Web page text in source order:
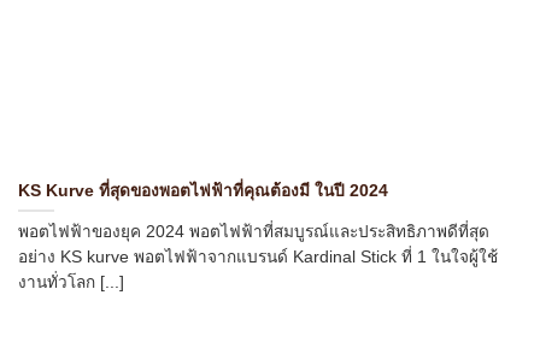
KS Kurve ที่สุดของพอตไฟฟ้าที่คุณต้องมี ในปี 2024
พอตไฟฟ้าของยุค 2024 พอตไฟฟ้าที่สมบูรณ์และประสิทธิภาพดีที่สุด
อย่าง KS kurve พอตไฟฟ้าจากแบรนด์ Kardinal Stick ที่ 1 ในใจผู้ใช้
งานทั่วโลก [...]